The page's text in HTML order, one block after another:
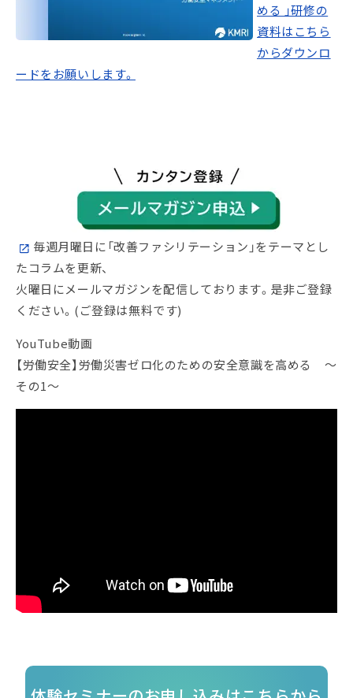
める 」研修の
資料はこちら
からダウンロ
ードをお願いします。
毎週月曜日に「改善ファシリテーション」をテーマとし
たコラムを更新、
火曜日にメールマガジンを配信しております。是非ご登録
ください。(ご登録は無料です)
YouTube動画
【労働安全】労働災害ゼロ化のための安全意識を高める ～
その1～